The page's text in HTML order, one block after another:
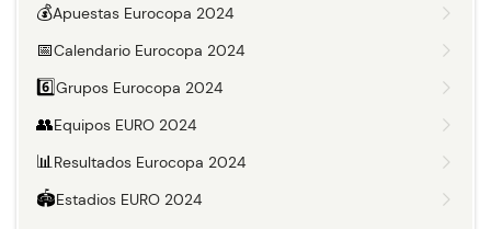
💰Apuestas Eurocopa 2024
📅Calendario Eurocopa 2024
6️⃣Grupos Eurocopa 2024
👥Equipos EURO 2024
📊Resultados Eurocopa 2024
🏟️Estadios EURO 2024